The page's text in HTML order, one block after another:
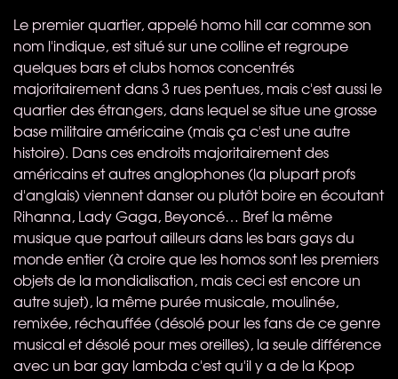
Le premier quartier, appelé homo hill car comme son
nom l'indique, est situé sur une colline et regroupe
quelques bars et clubs homos concentrés
majoritairement dans 3 rues pentues, mais c'est aussi le
quartier des étrangers, dans lequel se situe une grosse
base militaire américaine (mais ça c'est une autre
histoire). Dans ces endroits majoritairement des
américains et autres anglophones (la plupart profs
d'anglais) viennent danser ou plutôt boire en écoutant
Rihanna, Lady Gaga, Beyoncé… Bref la même
musique que partout ailleurs dans les bars gays du
monde entier (à croire que les homos sont les premiers
objets de la mondialisation, mais ceci est encore un
autre sujet), la même purée musicale, moulinée,
remixée, réchauffée (désolé pour les fans de ce genre
musical et désolé pour mes oreilles), la seule différence
avec un bar gay lambda c'est qu'il y a de la Kpop